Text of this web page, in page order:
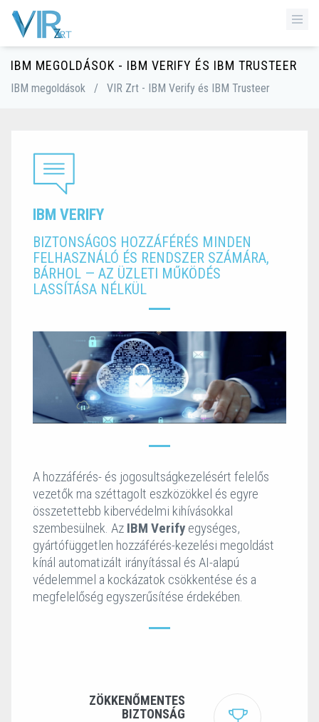
IBM MEGOLDÁSOK - IBM VERIFY ÉS IBM TRUSTEER
IBM megoldások / VIR Zrt - IBM Verify és IBM Trusteer
IBM VERIFY
BIZTONSÁGOS HOZZÁFÉRÉS MINDEN
FELHASZNÁLÓ ÉS RENDSZER SZÁMÁRA,
BÁRHOL — AZ ÜZLETI MŰKÖDÉS
LASSÍTÁSA NÉLKÜL
A hozzáférés- és jogosultságkezelésért felelős
vezetők ma széttagolt eszközökkel és egyre
összetettebb kibervédelmi kihívásokkal
szembesülnek. Az IBM Verify egységes,
gyártófüggetlen hozzáférés-kezelési megoldást
kínál automatizált irányítással és AI-alapú
védelemmel a kockázatok csökkentése és a
megfelelőség egyszerűsítése érdekében.
ZÖKKENŐMENTES
BIZTONSÁG